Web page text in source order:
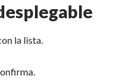
la lista.